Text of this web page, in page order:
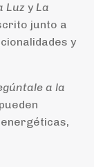
Luz y La
junto a
y
a la